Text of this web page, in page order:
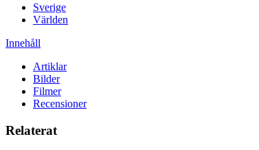
Sverige
Världen
Innehåll
Artiklar
Bilder
Filmer
Recensioner
Relaterat